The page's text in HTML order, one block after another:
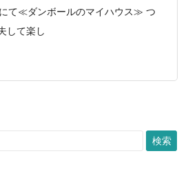
て≪ダンボールのマイハウス≫ つ
して楽し
られた想いが
きないろ。 ふでを、しゅーって
では「絵具をそそぐ、流し込む」
言葉です。 &n
品しています。